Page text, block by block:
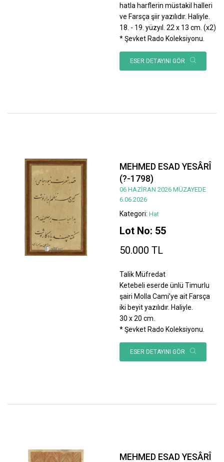
hatla harflerin müstakil halleri
ve Farsça şiir yazılıdır. Haliyle.
18. - 19. yüzyıl. 22 x 13 cm. (x2)
* Şevket Rado Koleksiyonu.
ESER DETAYINI GÖR
MEHMED ESAD YESÂRÎ
(?-1798)
06 HAZİRAN 2026 MÜZAYEDE
6.06.2026
Kategori: Hat
Lot No: 55
50.000 TL
Talik Müfredat
Ketebeli eserde ünlü Timurlu
şairi Molla Cami’ye ait Farsça
iki beyit yazılıdır. Haliyle.
30 x 20 cm.
* Şevket Rado Koleksiyonu.
ESER DETAYINI GÖR
MEHMED ESAD YESÂRÎ